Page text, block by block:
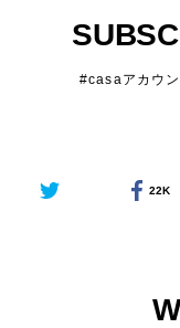
#casaアカウ
22K